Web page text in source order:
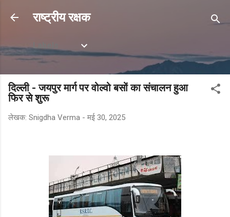
सीधे मुख्य सामग्री पर जाएं
राष्ट्रीय रक्षक
Labels
दिल्ली - जयपुर मार्ग पर वोल्वो बसों का संचालन हुआ
फिर से शुरू
लेखक: Snigdha Verma - मई 30, 2025